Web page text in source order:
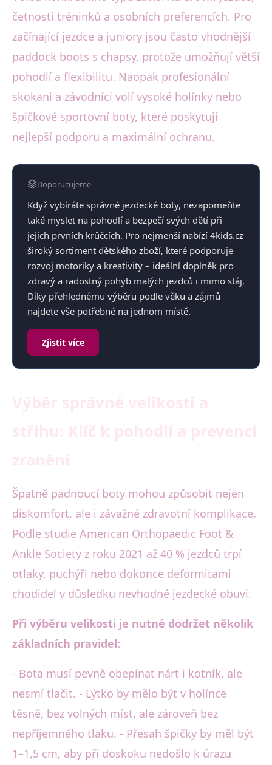
četnosti tréninků a osobních preferencích. Pro
začínající jezdce a juniory jsou často vhodnější
paddock boots s chapsy, protože umožňují větší
pohodlí a flexibilitu. Naopak profesionální
skokani a závodníci volí vysoké holínky nebo
špičkové sportovní boty, které poskytují
nejlepší podporu a maximální ochranu.
Doporucujeme
Když vybíráte správné jezdecké boty, nezapomeňte
také myslet na pohodlí a bezpečí svých dětí při
jejich prvních krůčcích. Pro nejmenší nabízí 4kids.cz
široký sortiment dětského zboží, které podporuje
rozvoj motoriky a kreativity – ideální doplněk pro
zdravý a radostný pohyb malých jezdců i mimo stáj.
Díky přehlednému výběru podle věku a zájmů
najdete vše potřebné na jednom místě.
Zjistit více
Špatně padnoucí boty mohou způsobit nejen
diskomfort, ale i závažné zdravotní komplikace.
Podle studie American Orthopaedic Foot &
Ankle Society z roku 2021 až 40 % jezdců trpí
otlaky, puchýři nebo dokonce deformitami
chodidel v důsledku nevhodné jezdecké obuvi.
Při výběru velikosti je nutné dodržet několik
základních pravidel:
- Bota musí pevně obepínat nárt i kotník, ale
nesmí tlačit. - Lýtko by mělo být v holínce
těsně, bez volných míst, ale zároveň bez
nepříjemného tlaku. - Přesah špičky by měl být
1–1,5 cm, aby při doskoku nedošlo k úrazu